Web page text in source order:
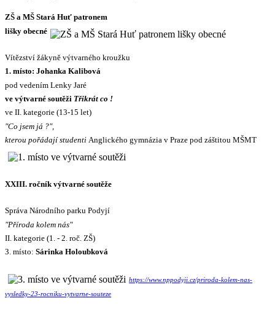
ZŠ a MŠ Stará Huť patronem
lišky obecné
Vítězství žákyně výtvarného kroužku
1. místo: Johanka Kalibová
pod vedením Lenky Jaré
ve výtvarné soutěži Třikrát co !
ve II. kategorie (13-15 let)
"Co jsem já ?",
kterou pořádají studenti Anglického gymnázia v Praze pod záštitou MŠMT
XXIII. ročník výtvarné soutěže
Správa Národního parku Podyjí
"Příroda kolem nás"
II. kategorie (1. - 2. roč. ZŠ)
3. místo: Sárinka Holoubková
https://www.nppodyji.cz/priroda-kolem-nas-
vysledky-23-rocniku-vytvarne-souteze